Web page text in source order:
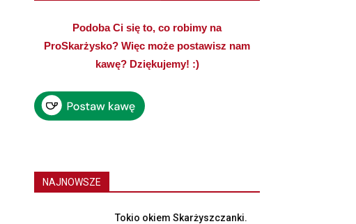
Podoba Ci się to, co robimy na
ProSkarżysko? Więc może postawisz nam
kawę? Dziękujemy! :)
NAJNOWSZE
Tokio okiem Skarżyszczanki.